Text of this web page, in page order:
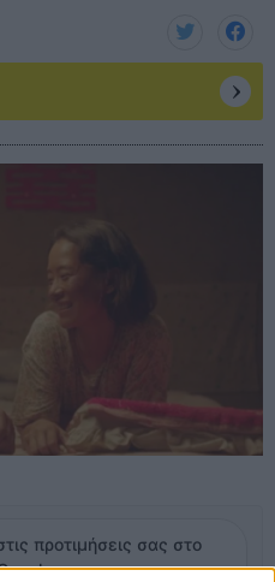
προτιμήσεις σας στο